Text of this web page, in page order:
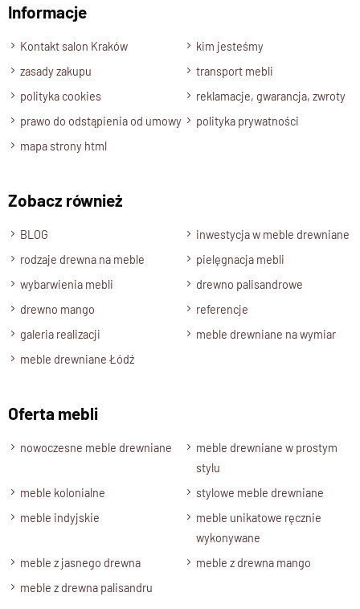
Wyślij opinię
Informacje
Kontakt salon Kraków
kim jesteśmy
zasady zakupu
transport mebli
polityka cookies
reklamacje, gwarancja, zwroty
prawo do odstąpienia od umowy
polityka prywatności
mapa strony html
Zobacz również
BLOG
inwestycja w meble drewniane
rodzaje drewna na meble
pielęgnacja mebli
wybarwienia mebli
drewno palisandrowe
drewno mango
referencje
galeria realizacji
meble drewniane na wymiar
meble drewniane Łódź
Oferta mebli
nowoczesne meble drewniane
meble drewniane w prostym
stylu
meble kolonialne
stylowe meble drewniane
meble indyjskie
meble unikatowe ręcznie
wykonywane
meble z jasnego drewna
meble z drewna mango
meble z drewna palisandru